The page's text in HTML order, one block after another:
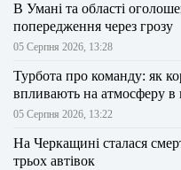
В Умані та області
попередження через грозу
05 Серпня 2026, 13:28
Турбота про команду: як
впливають на атмосферу в
05 Серпня 2026, 13:22
На Черкащині сталася
трьох автівок